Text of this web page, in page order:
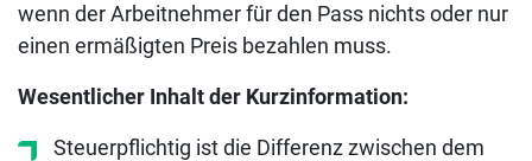
wenn der Arbeitnehmer für den Pass nichts oder nur
einen ermäßigten Preis bezahlen muss.
Wesentlicher Inhalt der Kurzinformation:
Steuerpflichtig ist die Differenz zwischen dem